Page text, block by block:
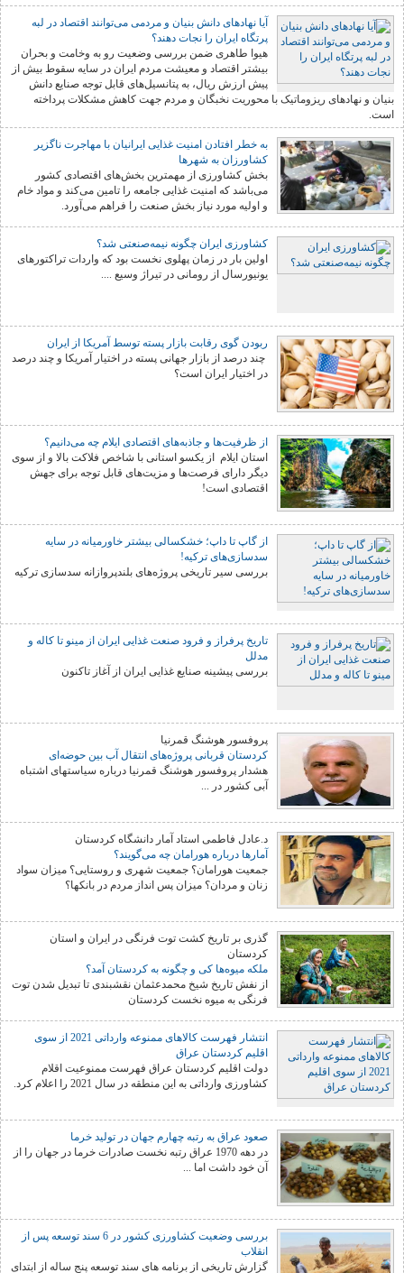
آیا نهادهای دانش بنیان و مردمی می‌توانند اقتصاد در لبه
پرتگاه ایران را نجات دهند؟
هیوا طاهری ضمن بررسی وضعیت رو به وخامت و بحران
بیشتر اقتصاد و معیشت مردم ایران در سایه سقوط بیش از
پیش ارزش ریال، به پتانسیل‌های قابل توجه صنایع دانش
بنیان و‌ نهادهای ریزوماتیک با محوریت نخبگان و مردم جهت کاهش مشکلات پرداخته
است.
به خطر افتادن امنیت غذایی ایرانیان با مهاجرت ناگزیر
کشاورزان به شهرها
بخش کشاورزی از مهمترین بخش‌های اقتصادی کشور
می‌باشد که امنیت غذایی جامعه را تامین می‌کند و مواد خام
و اولیه مورد نیاز بخش صنعت را فراهم می‌آورد.
کشاورزی ایران چگونه نیمه‌صنعتی شد؟
اولین بار در زمان پهلوی نخست بود که واردات تراکتورهای
یونیورسال از رومانی در تیراژ وسیع ....
ربودن گوی رقابت بازار پسته توسط آمریکا از ایران
چند درصد از بازار جهانی پسته در اختیار آمریکا و چند درصد
در اختیار ایران است؟
از ظرفیت‌ها و جاذبه‌های اقتصادی ایلام چه می‌دانیم؟
استان ایلام از یکسو استانی با شاخص فلاکت بالا و از سوی
دیگر دارای فرصت‌ها و مزیت‌های قابل توجه برای جهش
اقتصادی است!
از گاپ تا داپ؛ خشکسالی بیشتر خاورمیانه در سایه
سدسازی‌های ترکیه!
بررسی سیر تاریخی پروژه‌های بلندپروازانه سدسازی ترکیه
تاریخ پرفراز و فرود صنعت غذایی ایران از مینو تا کاله و
مدلل
بررسی پیشینه صنایع غذایی ایران از آغاز تاکنون
پروفسور هوشنگ قمرنیا
کردستان قربانی پروژه‌های انتقال آب بین حوضه‌ای
هشدار پروفسور هوشنگ قمرنیا درباره سیاستهای اشتباه
آبی کشور در ...
د.عادل فاطمی استاد آمار دانشگاه کردستان
آمارها درباره هورامان چه می‌گویند؟
جمعیت هورامان؟ جمعیت شهری و روستایی؟ میزان سواد
زنان و مردان؟ میزان پس انداز مردم در بانکها؟
گذری بر تاریخ کشت توت فرنگی در ایران و استان
کردستان
ملکه میوه‌ها کی و چگونه به کردستان آمد؟
از نفش تاریخ شیخ محمدعثمان نقشبندی تا تبدیل شدن توت
فرنگی به میوه نخست کردستان
انتشار فهرست کالاهای ممنوعه وارداتی 2021 از سوی
اقلیم کردستان عراق
دولت اقلیم کردستان عراق فهرست ممنوعیت اقلام
کشاورزی وارداتی به این منطقه در سال 2021 را اعلام کرد.
صعود عراق به رتبه چهارم جهان در تولید خرما
در دهه 1970 عراق رتبه نخست صادرات خرما در جهان را از
آن خود داشت اما ...
بررسی وضعیت کشاورزی کشور در 6 سند توسعه پس از
انقلاب
گزارش تاریخی از برنامه های سند توسعه پنج ساله از ابتدای